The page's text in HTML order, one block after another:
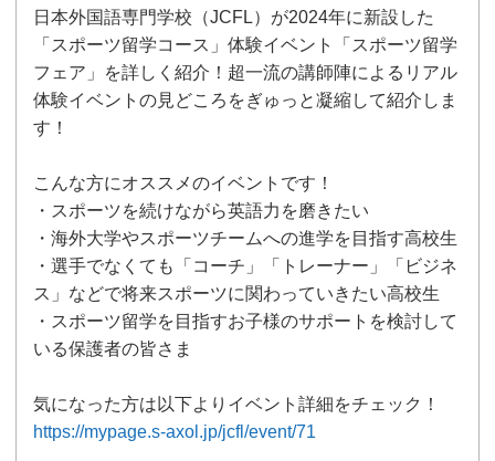
日本外国語専門学校（JCFL）が2024年に新設した
「スポーツ留学コース」体験イベント「スポーツ留学
フェア」を詳しく紹介！超一流の講師陣によるリアル
体験イベントの見どころをぎゅっと凝縮して紹介しま
す！
こんな方にオススメのイベントです！
・スポーツを続けながら英語力を磨きたい
・海外大学やスポーツチームへの進学を目指す高校生
・選手でなくても「コーチ」「トレーナー」「ビジネ
ス」などで将来スポーツに関わっていきたい高校生
・スポーツ留学を目指すお子様のサポートを検討して
いる保護者の皆さま
気になった方は以下よりイベント詳細をチェック！
https://mypage.s-axol.jp/jcfl/event/71